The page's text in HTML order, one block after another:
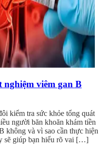
nghiệm viêm gan B
kiểm tra sức khỏe tổng quát
người băn khoăn khám tiền
không và vì sao cần thực hiện
sẽ giúp bạn hiểu rõ vai […]